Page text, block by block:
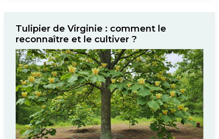
Tulipier de Virginie : comment le
reconnaître et le cultiver ?